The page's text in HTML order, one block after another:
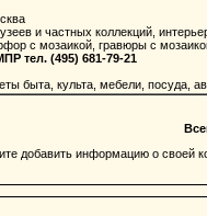
и частных коллекций,
с мозаикой, гравюры с
тел. (495) 681-79-21
быта, культа, мебели, посуда,
добавить информацию о своей